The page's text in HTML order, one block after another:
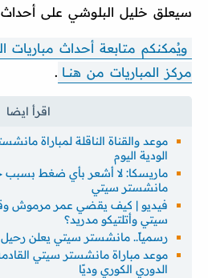
سيعلق خليل البلوشي على أحداث
ويُمكنكم متابعة أحداث
مركز المباريات من هنـــا .
موعد والقناة الناقلة لمباراة
الودية اليوم
ماريسكا: لا أشعر بأي ضغط بسبب
مانشستر سيتي
فيديو | كيف يقضي عمر مرموش
سيتي وأتلتيكو مدريد؟
رسمياً.. مانشستر سيتي يعلن رحيل
موعد مباراة مانشستر سيتي
الدوري الكوري وديًا